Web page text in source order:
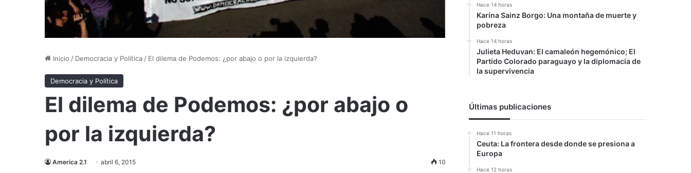
Inicio / Democracia y Política/ El dilema de Podemos: ¿por abajo o por la izquierda?
Democracia y Política
El dilema de Podemos: ¿por abajo o
por la izquierda?
America 2.1 abril 6, 2015 10
Hace 14 horas
Karina Sainz Borgo: Una montaña de muerte y
pobreza
Hace 14 horas
Julieta Heduvan: El camaleón hegemónico; El
Partido Colorado paraguayo y la diplomacia de
la supervivencia
Últimas publicaciones
Hace 11 horas
Ceuta: La frontera desde donde se presiona a
Europa
Hace 12 horas